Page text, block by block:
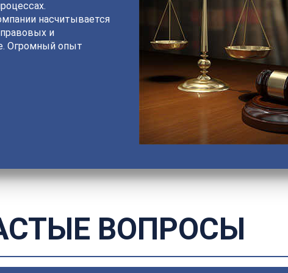
Петродворцовый
Пушкинский
Смольнинский
насчитывается
и
Огромный опыт
ВОПРОСЫ